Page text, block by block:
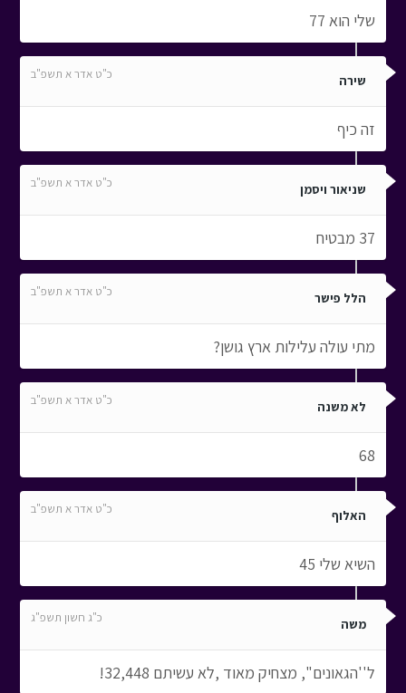
שלי הוא 77
שירה כ"ט אדר א תשפ"ב
זה כיף
שניאור ויסמן כ"ט אדר א תשפ"ב
37 מבטיח
הלל פישר כ"ט אדר א תשפ"ב
מתי עולה עלילות ארץ גושן?
לא משנה כ"ט אדר א תשפ"ב
68
האלוף כ"ט אדר א תשפ"ב
השיא שלי 45
משה כ"ג חשון תשפ"ג
ל''הגאונים'', מצחיק מאוד ,לא עשיתם 32,448!